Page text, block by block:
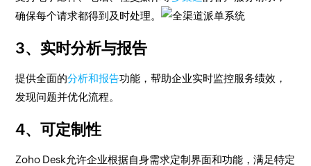
确保每个请求都得到及时处理。
3、实时分析与报告
提供全面的分析和报告功能，帮助企业实时监控服务绩效，
发现问题并优化流程。
4、可定制性
Zoho Desk允许企业根据自身需求定制界面和功能，满足特定